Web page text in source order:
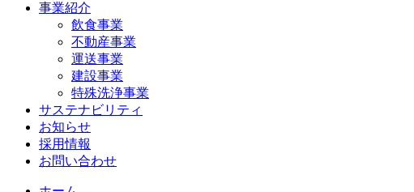
事業紹介
飲食事業
不動産事業
運送事業
建設事業
特殊洗浄事業
サステナビリティ
お知らせ
採用情報
お問い合わせ